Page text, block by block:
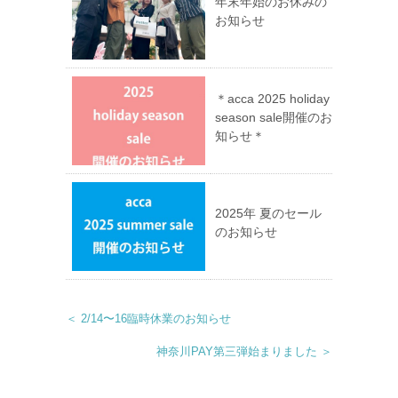
お知らせ
＊acca 2025 holiday
season sale開催のお
知らせ＊
2025年 夏のセール
のお知らせ
＜ 2/14〜16臨時休業のお知らせ
神奈川PAY第三弾始まりました ＞